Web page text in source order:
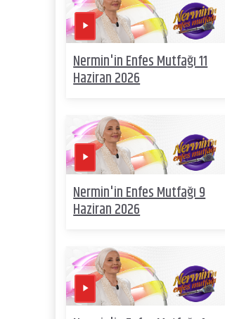
Nermin'in Enfes Mutfağı 11
Haziran 2026
Nermin'in Enfes Mutfağı 9
Haziran 2026